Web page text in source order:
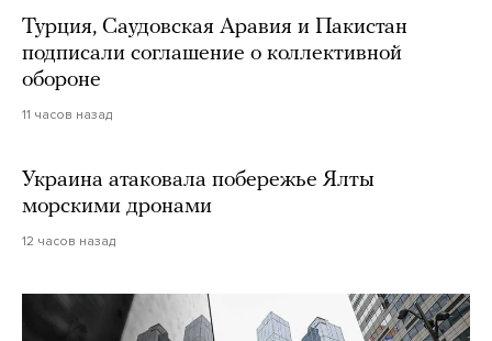
Турция, Саудовская Аравия и Пакистан
подписали соглашение о коллективной
обороне
11 часов назад
Украина атаковала побережье Ялты
морскими дронами
12 часов назад